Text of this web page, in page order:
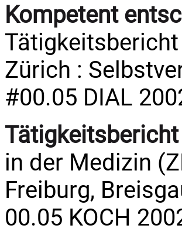
Kompetent
Zürich :
#00.05 DIAL
Tätigkeitsbericht
in der Medizin
Freiburg,
00.05 KOCH